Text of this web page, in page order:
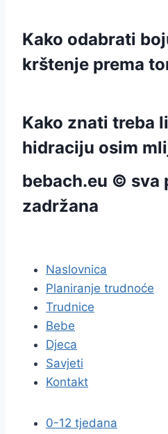
Kako odabrati
krštenje prema
Kako znati treba
hidraciju osim
bebach.eu © sva
zadržana
Naslovnica
Planiranje trudnoće
Trudnice
Bebe
Djeca
Savjeti
Kontakt
0-12 tjedana